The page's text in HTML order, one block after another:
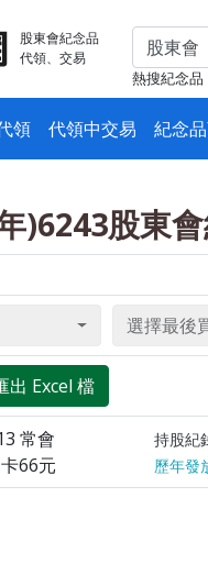
股東會紀念品
代領、交易
熱搜紀念品
領 代領中交易 紀念
)6243股東
選擇最後
出 Excel 檔
常會 持股紀
66元 歷年發